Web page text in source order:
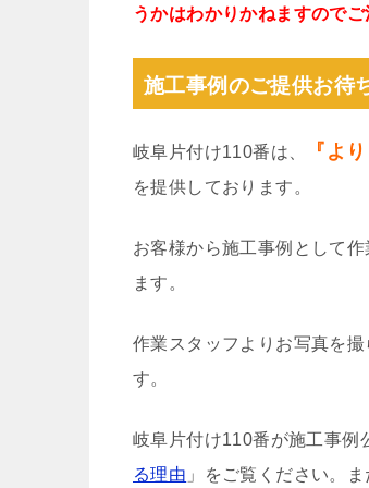
うかはわかりかねますのでご
施工事例のご提供お待
岐阜片付け110番は、 『よ
を提供しております。
お客様から施工事例として
ます。
作業スタッフよりお写真を
す。
岐阜片付け110番が施工事例
る理由 」をご覧ください。